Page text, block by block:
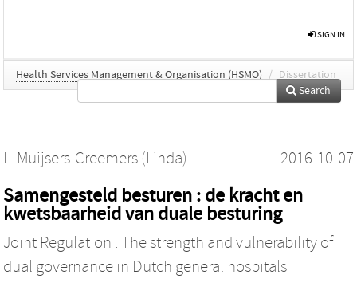
SIGN IN
Health Services Management & Organisation (HSMO) / Dissertation
Search
L. Muijsers-Creemers (Linda) 2016-10-07
Samengesteld besturen : de kracht en
kwetsbaarheid van duale besturing
Joint Regulation : The strength and vulnerability of
dual governance in Dutch general hospitals